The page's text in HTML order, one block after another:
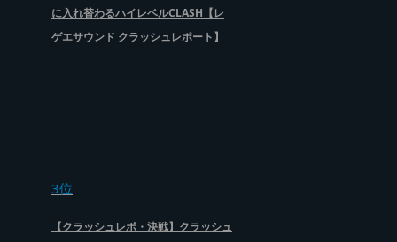
に入れ替わるハイレベルCLASH【レ
ゲエサウンド クラッシュレポート】
3位
【クラッシュレポ・決戦】クラッシュ